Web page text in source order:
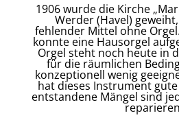
1906 wurde die Kirche
Werder (Havel)
fehlender Mittel ohne
konnte eine Hausorgel
Orgel steht noch heute in
für die räumlichen
konzeptionell wenig
hat dieses Instrument
entstandene Mängel sind